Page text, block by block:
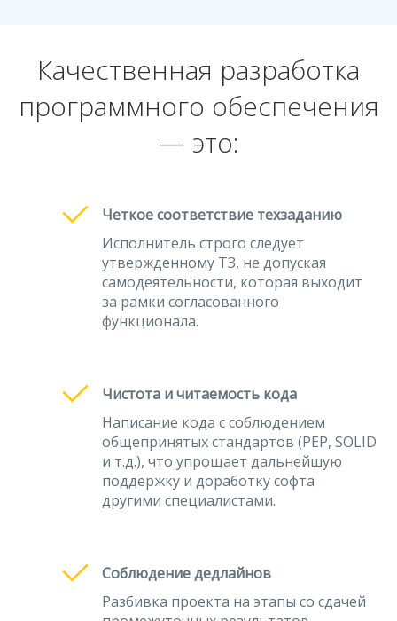
Качественная разработка
программного обеспечения
— это:
Четкое соответствие техзаданию
Исполнитель строго следует
утвержденному ТЗ, не допуская
самодеятельности, которая выходит
за рамки согласованного
функционала.
Чистота и читаемость кода
Написание кода с соблюдением
общепринятых стандартов (PEP, SOLID
и т.д.), что упрощает дальнейшую
поддержку и доработку софта
другими специалистами.
Соблюдение дедлайнов
Разбивка проекта на этапы со сдачей